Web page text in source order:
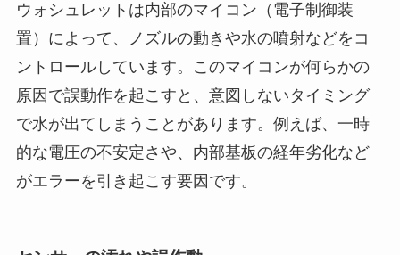
ウォシュレットは内部のマイコン（電子制御装
置）によって、ノズルの動きや水の噴射などをコ
ントロールしています。このマイコンが何らかの
原因で誤動作を起こすと、意図しないタイミング
で水が出てしまうことがあります。例えば、一時
的な電圧の不安定さや、内部基板の経年劣化など
がエラーを引き起こす要因です。